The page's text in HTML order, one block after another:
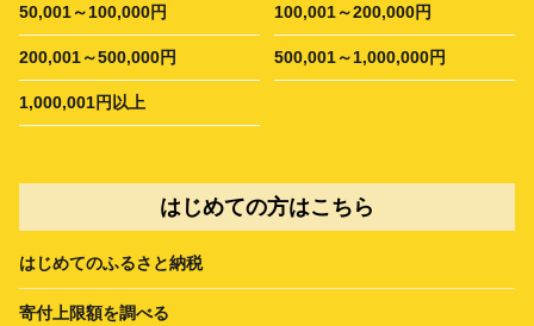
50,001～100,000円 100,001～200,000円
200,001～500,000円 500,001～1,000,000円
1,000,001円以上
はじめての方はこちら
はじめてのふるさと納税
寄付上限額を調べる